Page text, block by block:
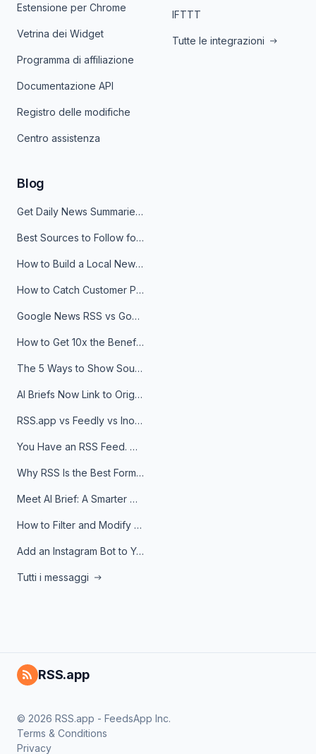
Estensione per Chrome
Vetrina dei Widget
Programma di affiliazione
Documentazione API
Registro delle modifiche
Centro assistenza
IFTTT
Tutte le integrazioni
Blog
Get Daily News Summaries About Any Topic in Telegram, Discord, Slack, and Email
Best Sources to Follow for Crypto News in Your Reader (2026)
How to Build a Local News Hub That Updates Itself
How to Catch Customer Problems Before They Become Support Tickets
Google News RSS vs Google Alerts: Which Is Better for News Monitoring?
How to Get 10x the Benefits of Google Alerts
The 5 Ways to Show Sources in Your AI Brief, And When to Use Each
AI Briefs Now Link to Original Sources. Here's Why It Matters
RSS.app vs Feedly vs Inoreader: Which One Is Actually Right for You?
You Have an RSS Feed. Now What?
Why RSS Is the Best Format for AI Agents in 2026
Meet AI Brief: A Smarter Way to Stay on Top of Information
How to Filter and Modify RSS Feeds
Add an Instagram Bot to Your Telegram Channel, Group, or Topic
Tutti i messaggi
RSS.app
© 2026 RSS.app - FeedsApp Inc.
Terms & Conditions
Privacy